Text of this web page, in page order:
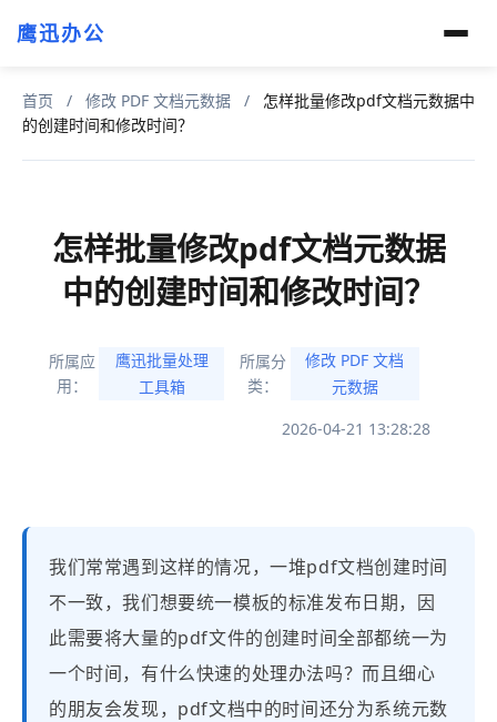
鹰迅办公
首页 / 修改 PDF 文档元数据 /
怎样批量修改pdf文档元数据中
的创建时间和修改时间？
怎样批量修改pdf文档元数据
中的创建时间和修改时间？
所属应
用：
鹰迅批量处理
工具箱
所属分
类：
修改 PDF 文档
元数据
2026-04-21 13:28:28
我们常常遇到这样的情况，一堆pdf文档创建时间
不一致，我们想要统一模板的标准发布日期，因
此需要将大量的pdf文件的创建时间全部都统一为
一个时间，有什么快速的处理办法吗？而且细心
的朋友会发现，pdf文档中的时间还分为系统元数